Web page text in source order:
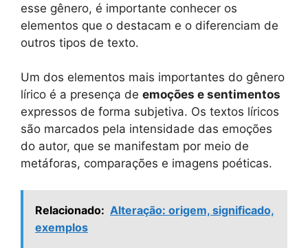
esse gênero, é importante conhecer os
elementos que o destacam e o diferenciam de
outros tipos de texto.
Um dos elementos mais importantes do gênero
lírico é a presença de emoções e sentimentos
expressos de forma subjetiva. Os textos líricos
são marcados pela intensidade das emoções
do autor, que se manifestam por meio de
metáforas, comparações e imagens poéticas.
Relacionado: Alteração: origem, significado,
exemplos